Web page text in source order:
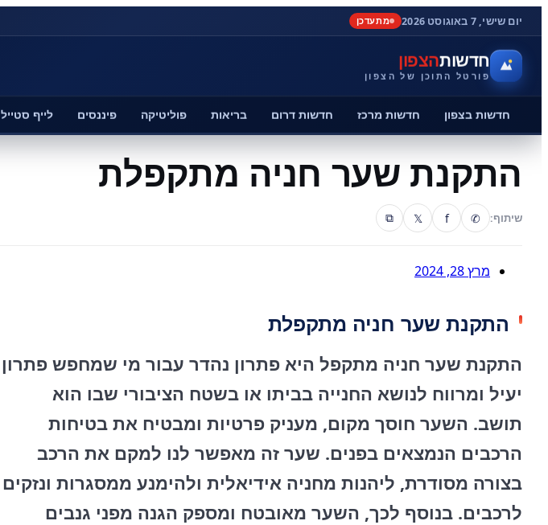
יום שישי, 7 באוגוסט 2026 מתעדכן
חדשותהצפון
פורטל התוכן של הצפון
חדשות בצפון חדשות מרכז חדשות דרום בריאות פוליטיקה פיננסים לייף סטייל
התקנת שער חניה מתקפלת
שיתוף: ✆
f
𝕏
⧉
מרץ 28, 2024
התקנת שער חניה מתקפלת
התקנת שער חניה מתקפל היא פתרון נהדר עבור מי שמחפש פתרון
יעיל ומרווח לנושא החנייה בביתו או בשטח הציבורי שבו הוא
תושב. השער חוסך מקום, מעניק פרטיות ומבטיח את בטיחות
הרכבים הנמצאים בפנים. שער זה מאפשר לנו למקם את הרכב
בצורה מסודרת, ליהנות מחניה אידיאלית ולהימנע ממסגרות ונזקים
לרכבים. בנוסף לכך, השער מאובטח ומספק הגנה מפני גנבים